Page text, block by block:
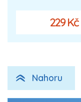
229 Kč
Nahoru